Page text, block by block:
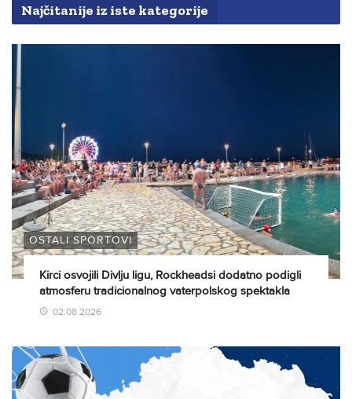
Najčitanije iz iste kategorije
OSTALI SPORTOVI
Kirci osvojili Divlju ligu, Rockheadsi dodatno podigli
atmosferu tradicionalnog vaterpolskog spektakla
02.08.2026